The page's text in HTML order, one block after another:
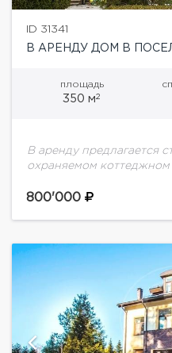
ID 31341
В АРЕНДУ ДОМ В
площадь
350 м2
В аренду предлагается
охраняемом коттеджном
гардеробная, с/у, хамам,
800'000